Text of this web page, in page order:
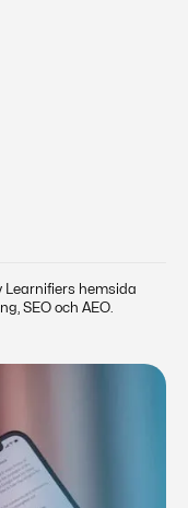
Learnifiers hemsida
SEO och AEO.